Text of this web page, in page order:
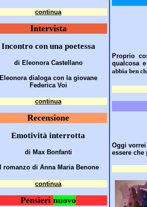
continua
Intervista
Incontro con una poetessa
di Eleonora Castellano
Eleonora dialoga con la giovane
Federica Voi
continua
Recensione
Emotività interrotta
di Max Bonfanti
Il romanzo di Anna Maria Benone
continua
Pensierinuovo
Proprio
qualcosa
abbia ben
Oggi
essere che